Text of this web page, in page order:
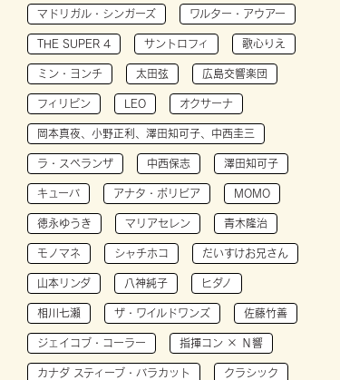
マドリガル・シンガーズ ワルター・アウアー
THE SUPER 4 サントロフィ 歌心りえ
ミン・ヨンチ 太田弦 広島交響楽団
フィリピン LEO オクサーナ
岡本真夜、小野正利、澤田知可子、中西圭三
ラ・スペランザ 中西保志 澤田知可子
キューバ アナタ・ボリビア MOMO
徳永ゆうき マリアセレン 青木隆治
モノマネ シャチホコ だいすけお兄さん
山本リンダ 八神純子 ヒダノ
相川七瀬 ザ・ワイルドワンズ 佐藤竹善
ジェイコブ・コーラー 指揮コン × Ｎ響
カナダ スティーブ・バラカット クラシック